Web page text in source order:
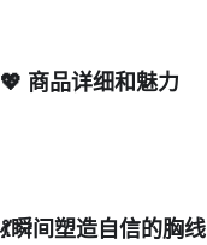
💖 商品详细和魅力
💃瞬间塑造自信的胸线